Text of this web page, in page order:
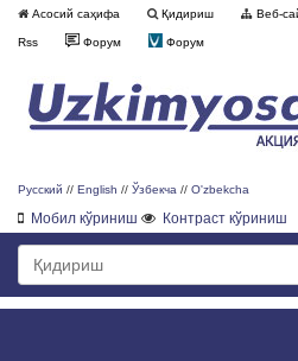
Асосий саҳифа Қидириш Веб-
Rss Форум Форум
Русский // English // Ўзбекча // O'zbekcha
Мобил кўриниш Контраст кўриниш